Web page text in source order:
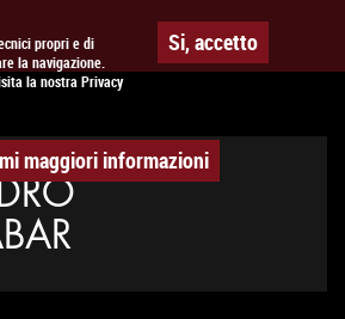
propri e di
la navigazione.
la nostra Privacy
Si, accetto
maggiori informazioni
AL CINEMA